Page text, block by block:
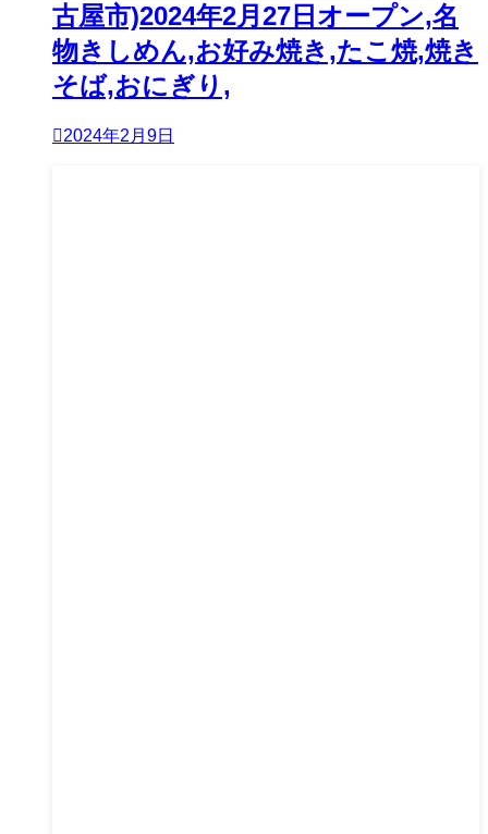
古屋市)2024年2月27日オープン,名
物きしめん,お好み焼き,たこ焼,焼き
そば,おにぎり,
2024年2月9日